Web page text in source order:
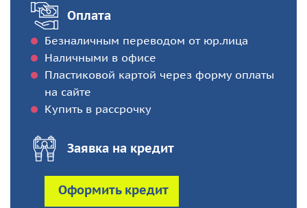
Оплата
Безналичным переводом от юр.лица
Наличными в офисе
Пластиковой картой через форму оплаты
на сайте
Купить в рассрочку
Заявка на кредит
Оформить кредит